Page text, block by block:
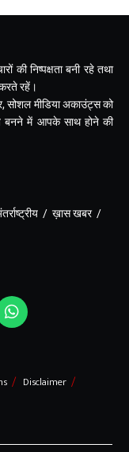
निष्पक्षता बनी रहे तथा
रहें।
मीडिया अकाउंट्स को
में आपके साथ होने की
/ ख़ास खबर /
Disclaimer